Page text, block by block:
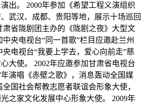
出。 2000年参加《希望工程义演组织
武汉、成都、贵阳等地，展示十场巡回
肃省陇剧团主办的《陇剧之夜》大型文
中央电视台“同一首歌”栏目应邀赴兰州
央电视台“我要上学去，爱心向前走”慈
大使。 2002年应邀参加甘肃省电视台
演唱《赤壁之歌》，消息轰动全国媒
国社会帮教志愿者联谊会形象大使，
之家文化发展中心形象大使。 2009年